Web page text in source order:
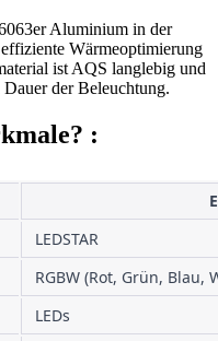
Aluminium in der
Wärmeoptimierung
ist AQS langlebig und
der Beleuchtung.
:
LEDSTAR
RGBW (Rot, Grün, Blau,
LEDs